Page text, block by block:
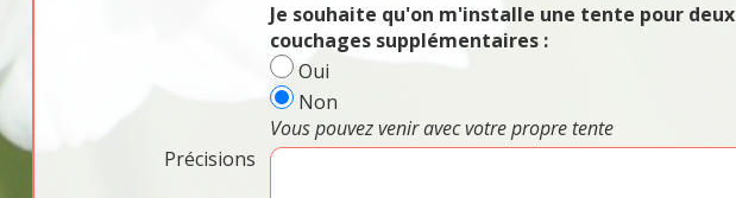
Je souhaite qu'on m'installe une tente pour deux
couchages supplémentaires :
Oui
Non
Vous pouvez venir avec votre propre tente
Précisions